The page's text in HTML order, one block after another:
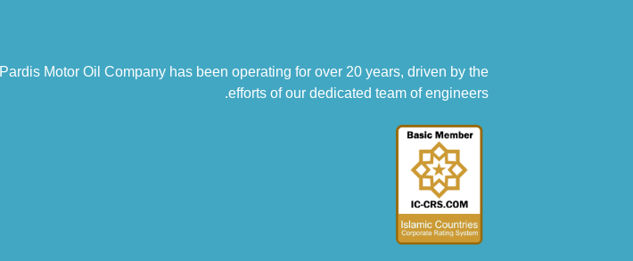
Pardis Motor Oil Company has been operating for over 20 years, driven by the
efforts of our dedicated team of engineers.